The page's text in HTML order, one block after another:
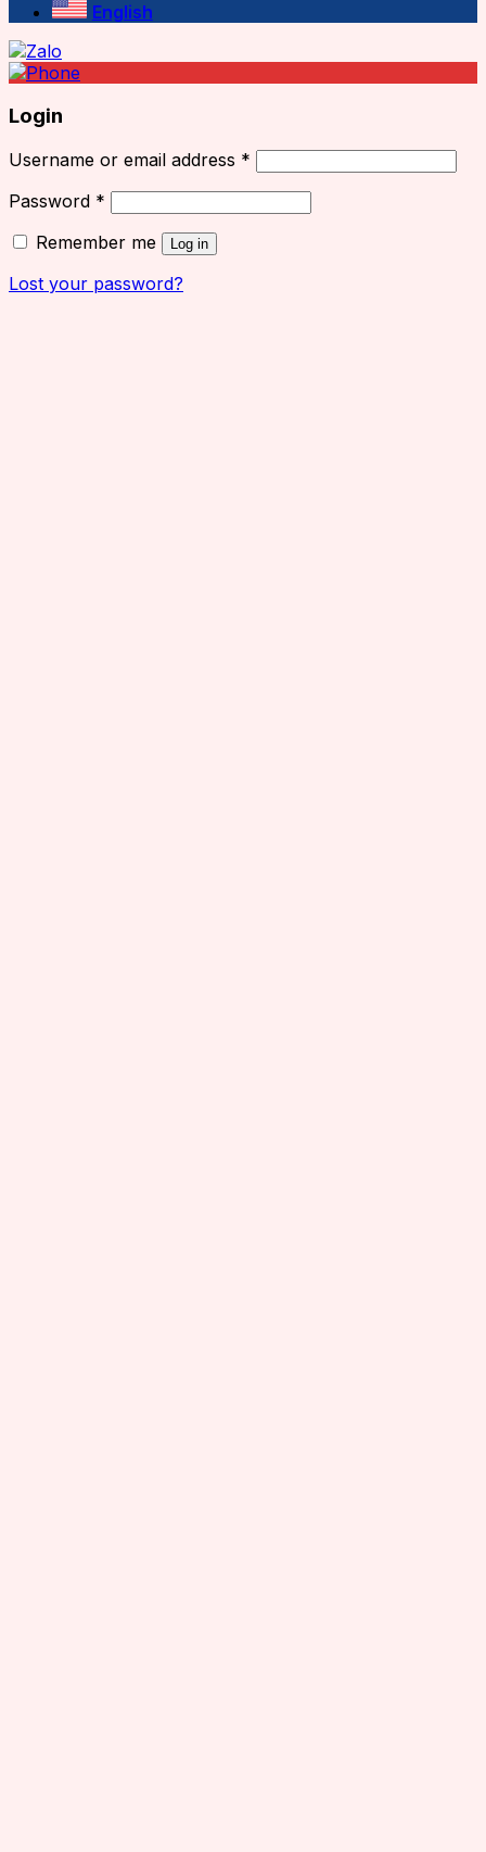
English
Login
Username or email address *
Password *
Remember me
Log in
Lost your password?